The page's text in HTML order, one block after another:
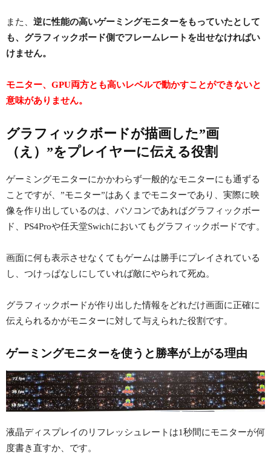
また、 逆に性能の高いゲーミングモニターをもっていたとして
も、グラフィックボード側でフレームレートを出せなければい
けません。
モニター、GPU両方とも高いレベルで動かすことができないと
意味がありません。
グラフィックボードが描画した”画
（え）”をプレイヤーに伝える役割
ゲーミングモニターにかかわらず一般的なモニターにも通ずる
ことですが、”モニター”はあくまでモニターであり、実際に映
像を作り出しているのは、パソコンであればグラフィックボー
ド、PS4Proや任天堂Swichにおいてもグラフィックボードです。
画面に何も表示させなくてもゲームは勝手にプレイされている
し、つけっぱなしにしていれば敵にやられて死ぬ。
グラフィックボードが作り出した情報をどれだけ画面に正確に
伝えられるかがモニターに対して与えられた役割です。
ゲーミングモニターを使うと勝率が上がる理由
液晶ディスプレイのリフレッシュレートは1秒間にモニターが何
度書き直すか、です。